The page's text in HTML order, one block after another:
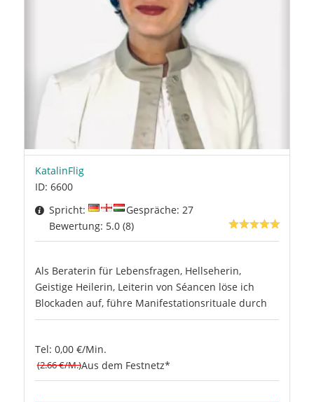
KatalinFlig
ID: 6600
Spricht:
Gespräche: 27
Bewertung: 5.0 (8)
Als Beraterin für Lebensfragen, Hellseherin,
Geistige Heilerin, Leiterin von Séancen löse ich
Blockaden auf, führe Manifestationsrituale durch
Tel: 0,00 €/Min.
(2.66 €/M.)Aus dem Festnetz*